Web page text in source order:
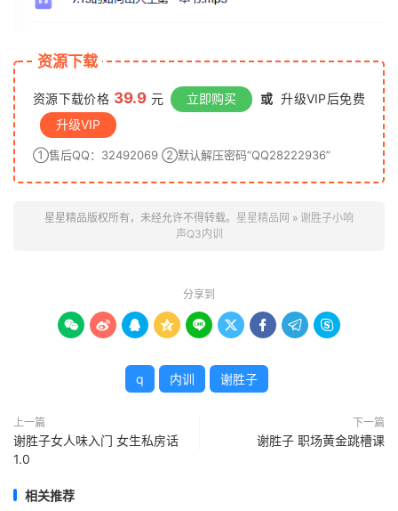
资源下载
资源下载价格 39.9 元 立即购买 或 升级VIP后免费
升级VIP
①售后QQ：32492069 ②默认解压密码“QQ28222936”
星星精品版权所有，未经允许不得转载。 星星精品网 » 谢胜子小响
声Q3内训
分享到
        
q 内训 谢胜子
上一篇
谢胜子女人味入门 女生私房话
1.0
下一篇
谢胜子 职场黄金跳槽课
相关推荐